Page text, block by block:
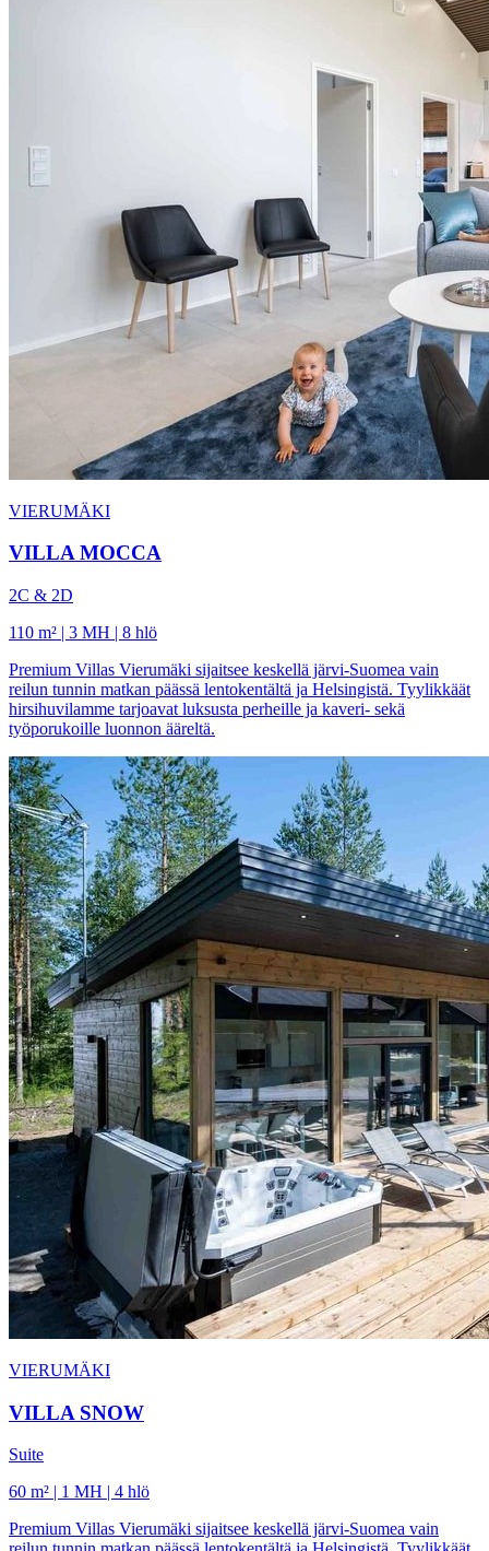
VIERUMÄKI
VILLA MOCCA
2C & 2D
110 m² | 3 MH | 8 hlö
Premium Villas Vierumäki sijaitsee keskellä järvi-Suomea vain
reilun tunnin matkan päässä lentokentältä ja Helsingistä. Tyylikkäät
hirsihuvilamme tarjoavat luksusta perheille ja kaveri- sekä
työporukoille luonnon ääreltä.
VIERUMÄKI
VILLA SNOW
Suite
60 m² | 1 MH | 4 hlö
Premium Villas Vierumäki sijaitsee keskellä järvi-Suomea vain